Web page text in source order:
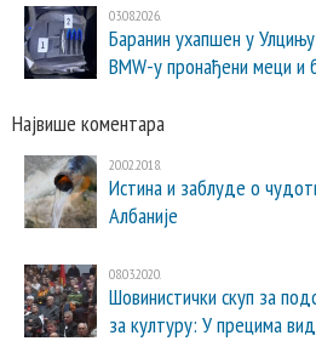
03.08.2026.
Баранин ухапшен у
BMW-у пронађени меци и
Највише коментара
20.02.2018.
Истина и заблуде о
Албаније
08.03.2020.
Шовинистички скуп за
за културу: У прецима